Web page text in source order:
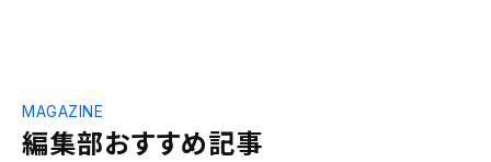
編集部おすすめ記事
MAGAZINE